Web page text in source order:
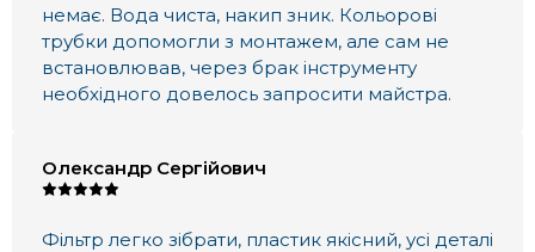
немає. Вода чиста, накип зник. Кольорові
трубки допомогли з монтажем, але сам не
встановлював, через брак інструменту
необхідного довелось запросити майстра.
Олександр Сергійович
Фільтр легко зібрати, пластик якісний, усі деталі